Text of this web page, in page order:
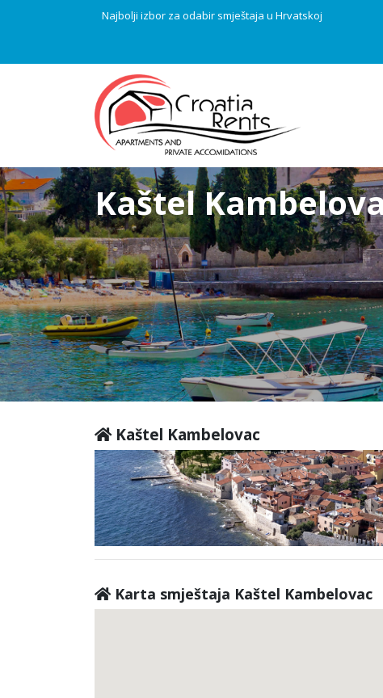
Najbolji izbor za odabir smještaja u Hrvatskoj
Kaštel
Kaštel Kambelovac
Karta smještaja Kaštel Kambelovac